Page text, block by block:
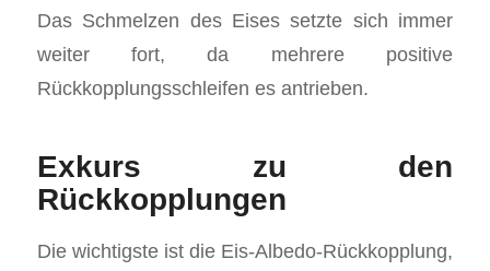
Das Schmelzen des Eises setzte sich immer
weiter fort, da mehrere positive
Rückkopplungsschleifen es antrieben.
Exkurs zu den
Rückkopplungen
Die wichtigste ist die Eis-Albedo-Rückkopplung,